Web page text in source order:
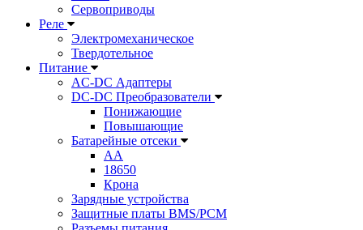
Сервоприводы
Реле
Электромеханическое
Твердотельное
Питание
AC-DC Адаптеры
DC-DC Преобразователи
Понижающие
Повышающие
Батарейные отсеки
AA
18650
Крона
Зарядные устройства
Защитные платы BMS/PCM